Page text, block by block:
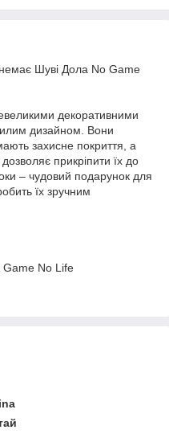
Шуві Дола No Game
декоративними
дизайном. Вони
захисне покриття, а
прикріпити їх до
– чудовий подарунок для
їх зручним
Game No Life